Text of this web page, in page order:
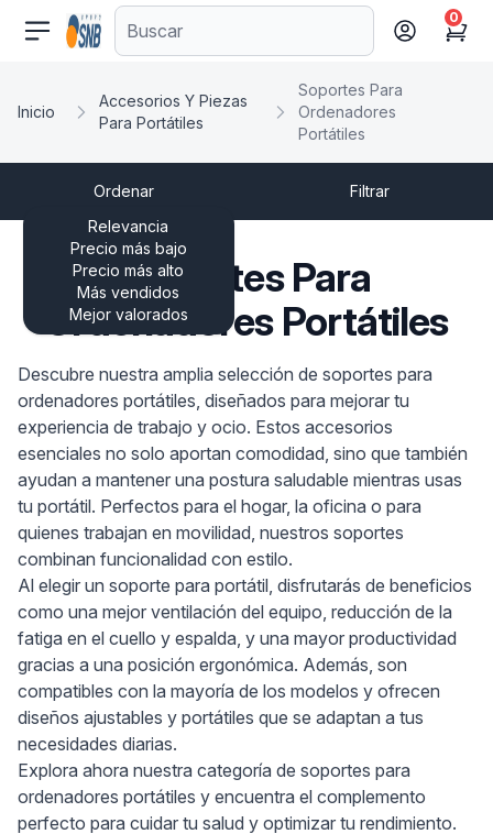
comercioseguro.es
Cart
0
Inicio
Accesorios Y Piezas
Para Portátiles
Soportes Para
Ordenadores
Portátiles
Ordenar
Relevancia
Precio más bajo
Precio más alto
Más vendidos
Mejor valorados
Filtrar
Soportes Para
Ordenadores Portátiles
Descubre nuestra amplia selección de soportes para
ordenadores portátiles, diseñados para mejorar tu
experiencia de trabajo y ocio. Estos accesorios
esenciales no solo aportan comodidad, sino que también
ayudan a mantener una postura saludable mientras usas
tu portátil. Perfectos para el hogar, la oficina o para
quienes trabajan en movilidad, nuestros soportes
combinan funcionalidad con estilo.
Al elegir un soporte para portátil, disfrutarás de beneficios
como una mejor ventilación del equipo, reducción de la
fatiga en el cuello y espalda, y una mayor productividad
gracias a una posición ergonómica. Además, son
compatibles con la mayoría de los modelos y ofrecen
diseños ajustables y portátiles que se adaptan a tus
necesidades diarias.
Explora ahora nuestra categoría de soportes para
ordenadores portátiles y encuentra el complemento
perfecto para cuidar tu salud y optimizar tu rendimiento.